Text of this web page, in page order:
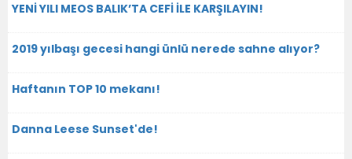
YENİ YILI MEOS BALIK’TA CEFİ İLE KARŞILAYIN!
2019 yılbaşı gecesi hangi ünlü nerede sahne alıyor?
Haftanın TOP 10 mekanı!
Danna Leese Sunset'de!